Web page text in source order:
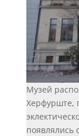
Музей
Херфурште,
появлялись